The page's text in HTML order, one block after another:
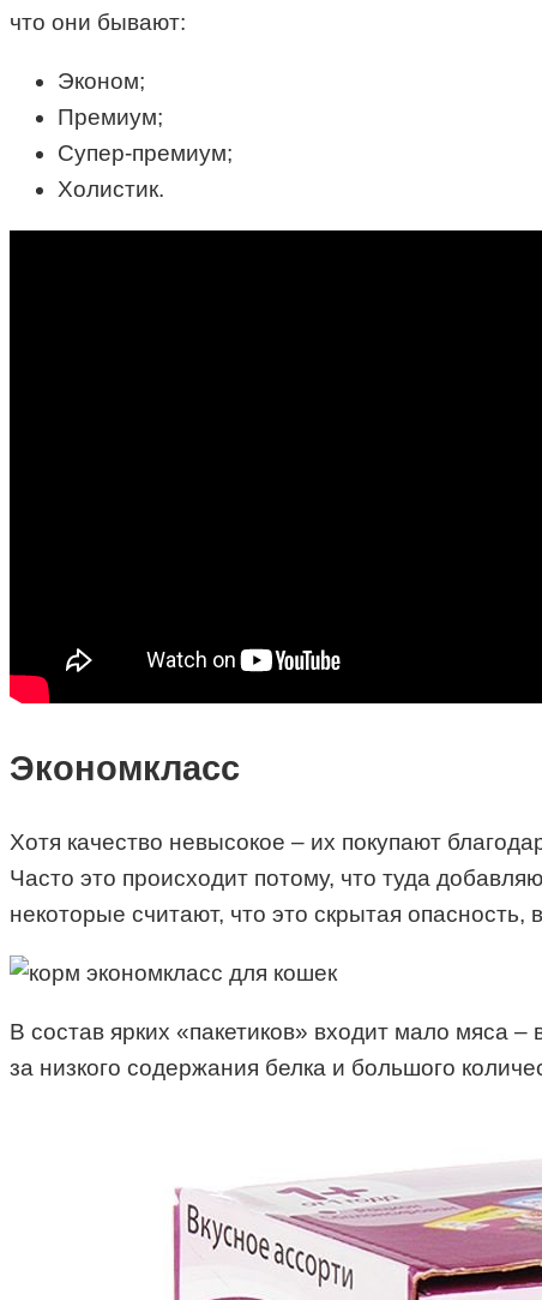
что они бывают:
Эконом;
Премиум;
Супер-премиум;
Холистик.
Экономкласс
Хотя качество невысокое – их покупают
Часто это происходит потому, что туда
некоторые считают, что это скрытая
В состав ярких «пакетиков» входит мало мяса
за низкого содержания белка и большого